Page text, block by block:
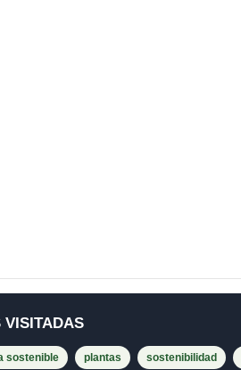
VISITADAS
sostenible plantas sostenibilidad